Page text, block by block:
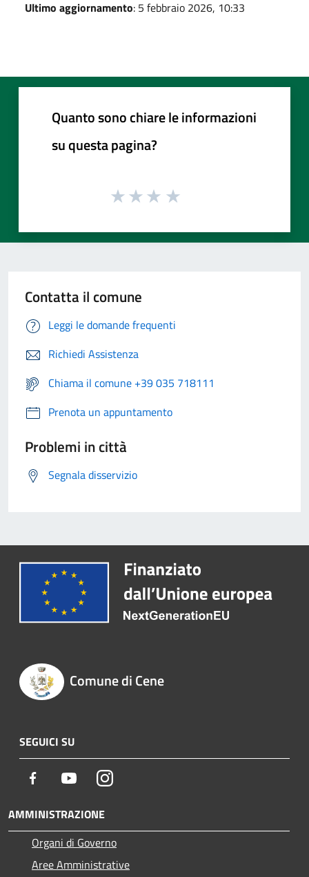
Ultimo aggiornamento: 5 febbraio 2026, 10:33
Quanto sono chiare le informazioni
su questa pagina?
Contatta il comune
Leggi le domande frequenti
Richiedi Assistenza
Chiama il comune +39 035 718111
Prenota un appuntamento
Problemi in città
Segnala disservizio
Comune di Cene
SEGUICI SU
Facebook YoutubeInstagram
AMMINISTRAZIONE
Organi di Governo
Aree Amministrative